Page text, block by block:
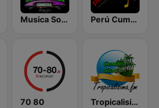
Musica Sonidera Perú Cumbia Radio
70 80 Tropicalisima.fm - Cumbia